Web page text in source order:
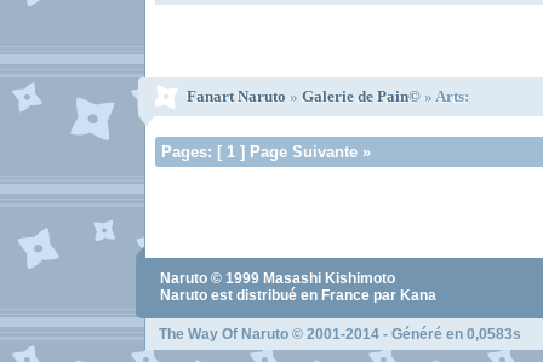
Fanart Naruto » Galerie de Pain© » Arts:
Pages: [ 1 ] Page Suivante »
Naruto © 1999 Masashi Kishimoto
Naruto est distribué en France par Kana
The Way Of Naruto © 2001-2014 - Généré en 0,0583s